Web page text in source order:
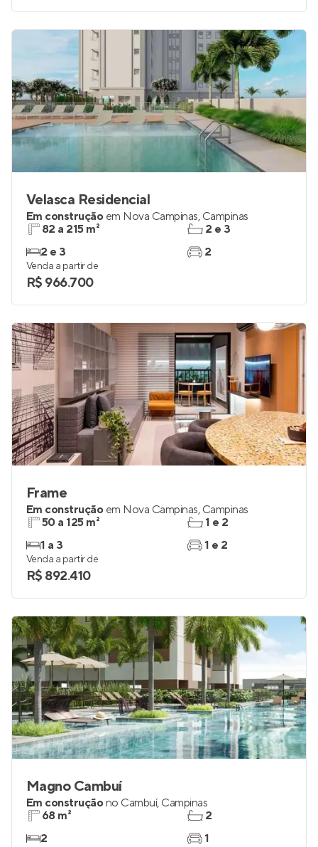
Velasca Residencial
Em construção em Nova Campinas, Campinas
82 a 215 m²
2 e 3
2 e 3
2
Venda a partir de
R$ 966.700
Frame
Em construção em Nova Campinas, Campinas
50 a 125 m²
1 a 3
1 e 2
1 e 2
Venda a partir de
R$ 892.410
Magno Cambuí
Em construçãono Cambuí, Campinas
68 m²
2
2
1